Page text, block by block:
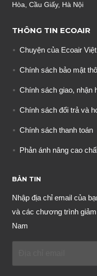
Hòa, Cầu Giấy, Hà Nội
THÔNG TIN ECOAIR
Chuyện của Ecoair
Chính sách bảo mật
Chính sách giao, nhận
Chính sách đổi trả và
Chính sách thanh toán
Phản ánh nâng cao
BẢN TIN
Nhập địa chỉ email của
và các chương trình
Nam